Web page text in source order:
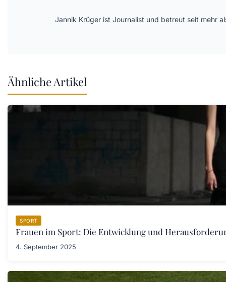
Jannik Krüger ist Journalist und betreut seit mehr
Ähnliche Artikel
SPORT
Frauen im Sport: Die Entwicklung und
4. September 2025